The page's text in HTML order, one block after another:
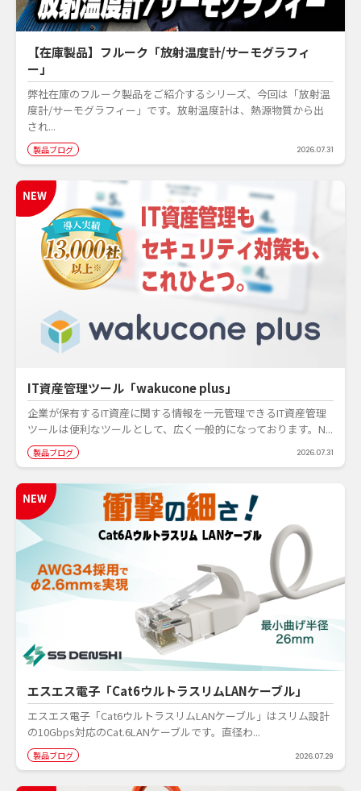
【在庫製品】フルーク「放射温度計/サーモグラフィ
ー」
弊社在庫のフルーク製品をご紹介するシリーズ、今回は「放射温
度計/サーモグラフィー」です。放射温度計は、熱源物質から出
され...
製品ブログ 2026.07.31
IT資産管理ツール「wakucone plus」
企業が保有するIT資産に関する情報を一元管理できるIT資産管理
ツールは便利なツールとして、広く一般的になっております。N...
製品ブログ 2026.07.31
エスエス電子「Cat6ウルトラスリムLANケーブル」
エスエス電子「Cat6ウルトラスリムLANケーブル」はスリム設計
の10Gbps対応のCat.6LANケーブルです。直径わ...
製品ブログ 2026.07.29